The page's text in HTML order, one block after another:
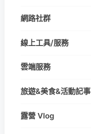
網路社群
線上工具/服務
雲端服務
旅遊&美食&活動記事
露營 Vlog